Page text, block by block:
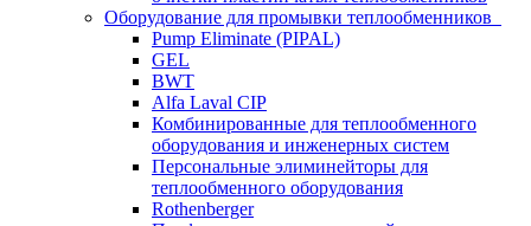
Оборудование для промывки теплообменников
Pump Eliminate (PIPAL)
GEL
BWT
Alfa Laval CIP
Комбинированные для теплообменного
оборудования и инженерных систем
Персональные элиминейторы для
теплообменного оборудования
Rothenberger